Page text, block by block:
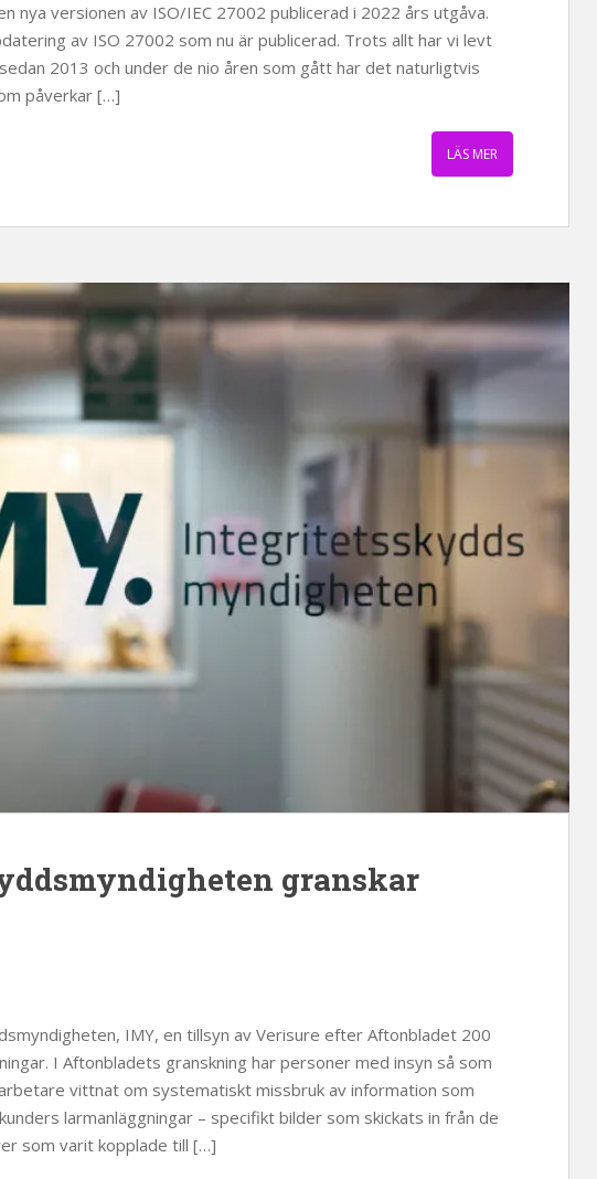
nya versionen av ISO/IEC 27002 publicerad i 2022 års utgåva.
av ISO 27002 som nu är publicerad. Trots allt har vi levt
2013 och under de nio åren som gått har det naturligtvis
påverkar […]
LÄS MER
granskar
IMY, en tillsyn av Verisure efter Aftonbladet 200
I Aftonbladets granskning har personer med insyn så som
vittnat om systematiskt missbruk av information som
larmanläggningar – specifikt bilder som skickats in från de
som varit kopplade till […]